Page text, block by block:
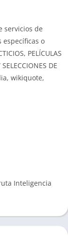
servicios de
o
PELÍCULAS
DE
wikiquote,
Inteligencia